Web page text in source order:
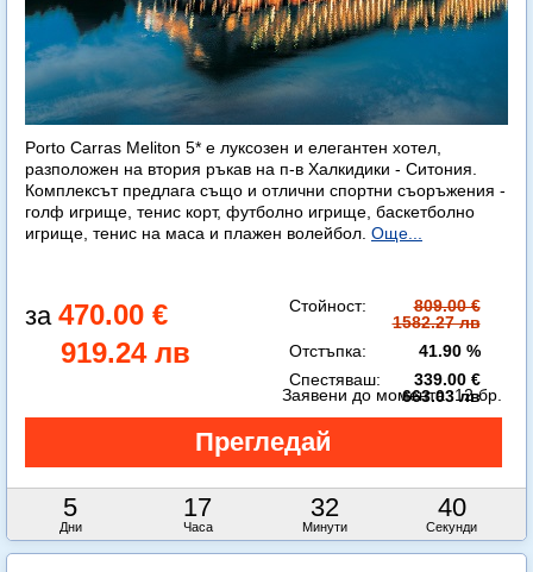
Porto Carras Meliton 5* е луксозен и елегантен хотел,
разположен на втория ръкав на п-в Халкидики - Ситония.
Комплексът предлага също и отлични спортни съоръжения -
голф игрище, тенис корт, футболно игрище, баскетболно
игрище, тенис на маса и плажен волейбол. Още...
470.00 €
919.24 лв
Стойност:
809.00 €
1582.27 лв
Отстъпка:
41.90 %
Спестяваш:
339.00 €
663.03 лв
5
Дни
17
Часа
32
Минути
38
Секунди
Заявени до момента:12 бр.